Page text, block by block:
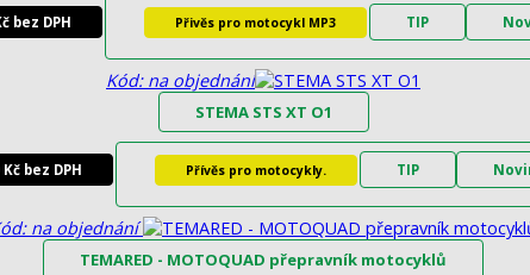
bez DPH Přivěs pro motocykl MP3 TIP
Kód: na objednání
STEMA STS XT O1
bez DPH Přívěs pro motocykly. TIP
na objednání
TEMARED - MOTOQUAD přepravník motocyklů